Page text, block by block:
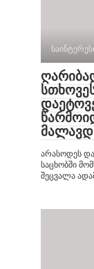
არასოდეს
საცხობში
შეცვალა